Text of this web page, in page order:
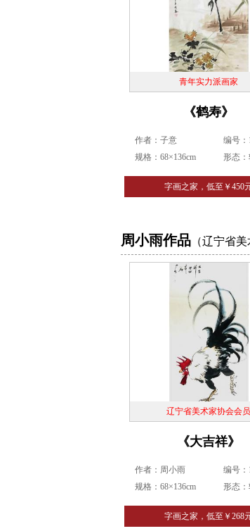
青年实力派画家
《鹤寿》
作者：子意
规格：68×136cm
编号：
形态
字画之家，低至￥450
周小雨作品 （辽宁省
辽宁省美术家协会会员
《大吉祥》
作者：周小雨
规格：68×136cm
编号：
形态
字画之家，低至￥268